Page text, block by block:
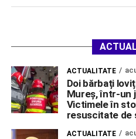
ACTUALITATE
Doi bărbați
Mureș, într-un
Victimele în
resuscitate de
ACTUALITATE